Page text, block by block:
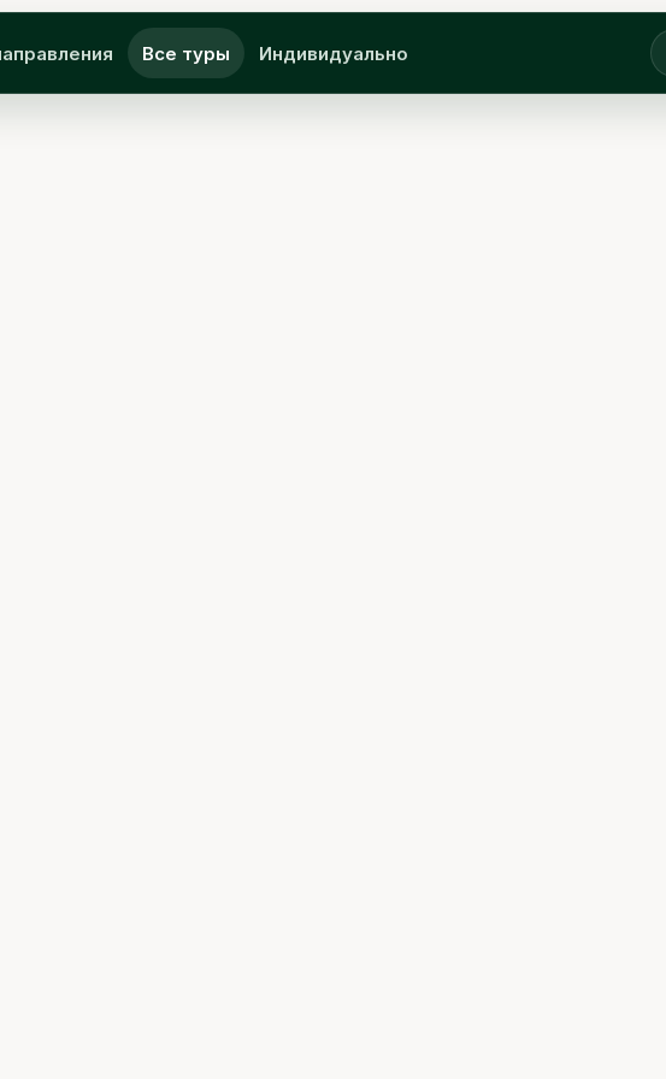
Все туры Индивидуально